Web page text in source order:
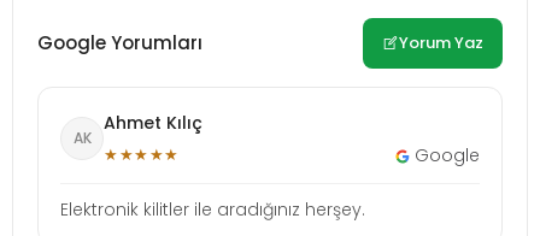
Google Yorumları Yorum Yaz
AK
Ahmet Kılıç
★★★★★ Google
Elektronik kilitler ile aradığınız herşey.